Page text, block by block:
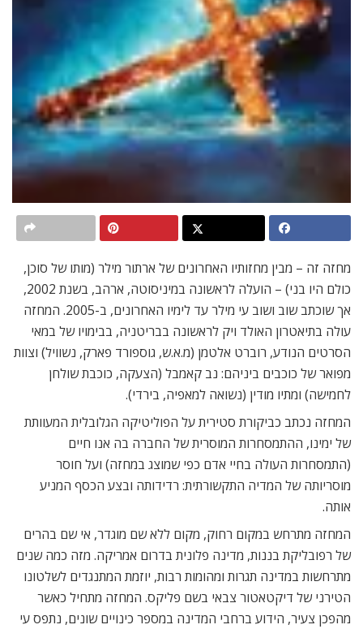
מחזה זה – מבין מחזותיו האחרונים של ארתור מילר (מותו של סוכן,
כולם היו בני) – הועלה לראשונה במיניסוטה, ארהב, בשנת 2002,
אך שוכתב שוב ושוב עי מילר עד לימיו האחרונים, ב-2005. המחזה
עולה בתיאטרון האולד ויק לראשונה בבריטניה, בבימויו של במאי
הסרטים הנודע, רוברט אלטמן (מ.א.ש, גוספורד פארק, נשוויל) וצוות
מפואר של כוכבים ביניהם: נב קאמבל (הצעקה, כוכבת שולחן
לחמישה) ומתיו מודין (נשואה למאפיה, בירדי).
המחזה נכתב כביקורת סטירית על הפוליטיקה הגלובלית המעוותת
של ימינו, ההתמסחרות המוסרית של החברה בה אנו חיים
(התמסחרות העולה בחיי אדם כפי שמוצג במחזה) ועל חוסר
מוסריותה של המדיה התקשורתית: רדידותה ובצע הכסף המניע
אותה.
המחזה מתרחש במקום רחוק, מקום ללא שם מוגדר, אי שם בהרים
של רפובליקת בננות, מדינה פלונית בדרום אמריקה. מזה כמה שנים
מתרחשות במדינה תגרות ומהומות רבות, יוזמת המתנגדים לשלטונו
הטירני של דיקטאטור צבאי בשם פליקס. המחזה מתחיל כאשר
מהפכן צעיר, הידוע ברחבי המדינה במספר כינויים שונים, נתפס עי